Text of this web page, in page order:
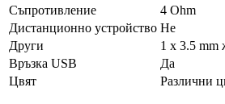
Съпротивление
4 Ohm
Дистанционно устройство Не
Други
1 x 3.5 mm
Връзка USB
Да
Цвят
Различни